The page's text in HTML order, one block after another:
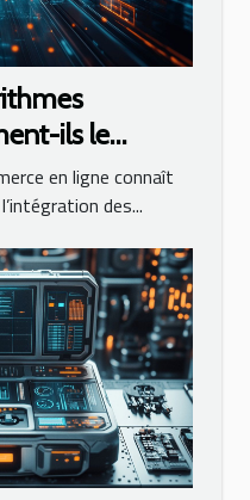
ils le
en ligne connaît
des...